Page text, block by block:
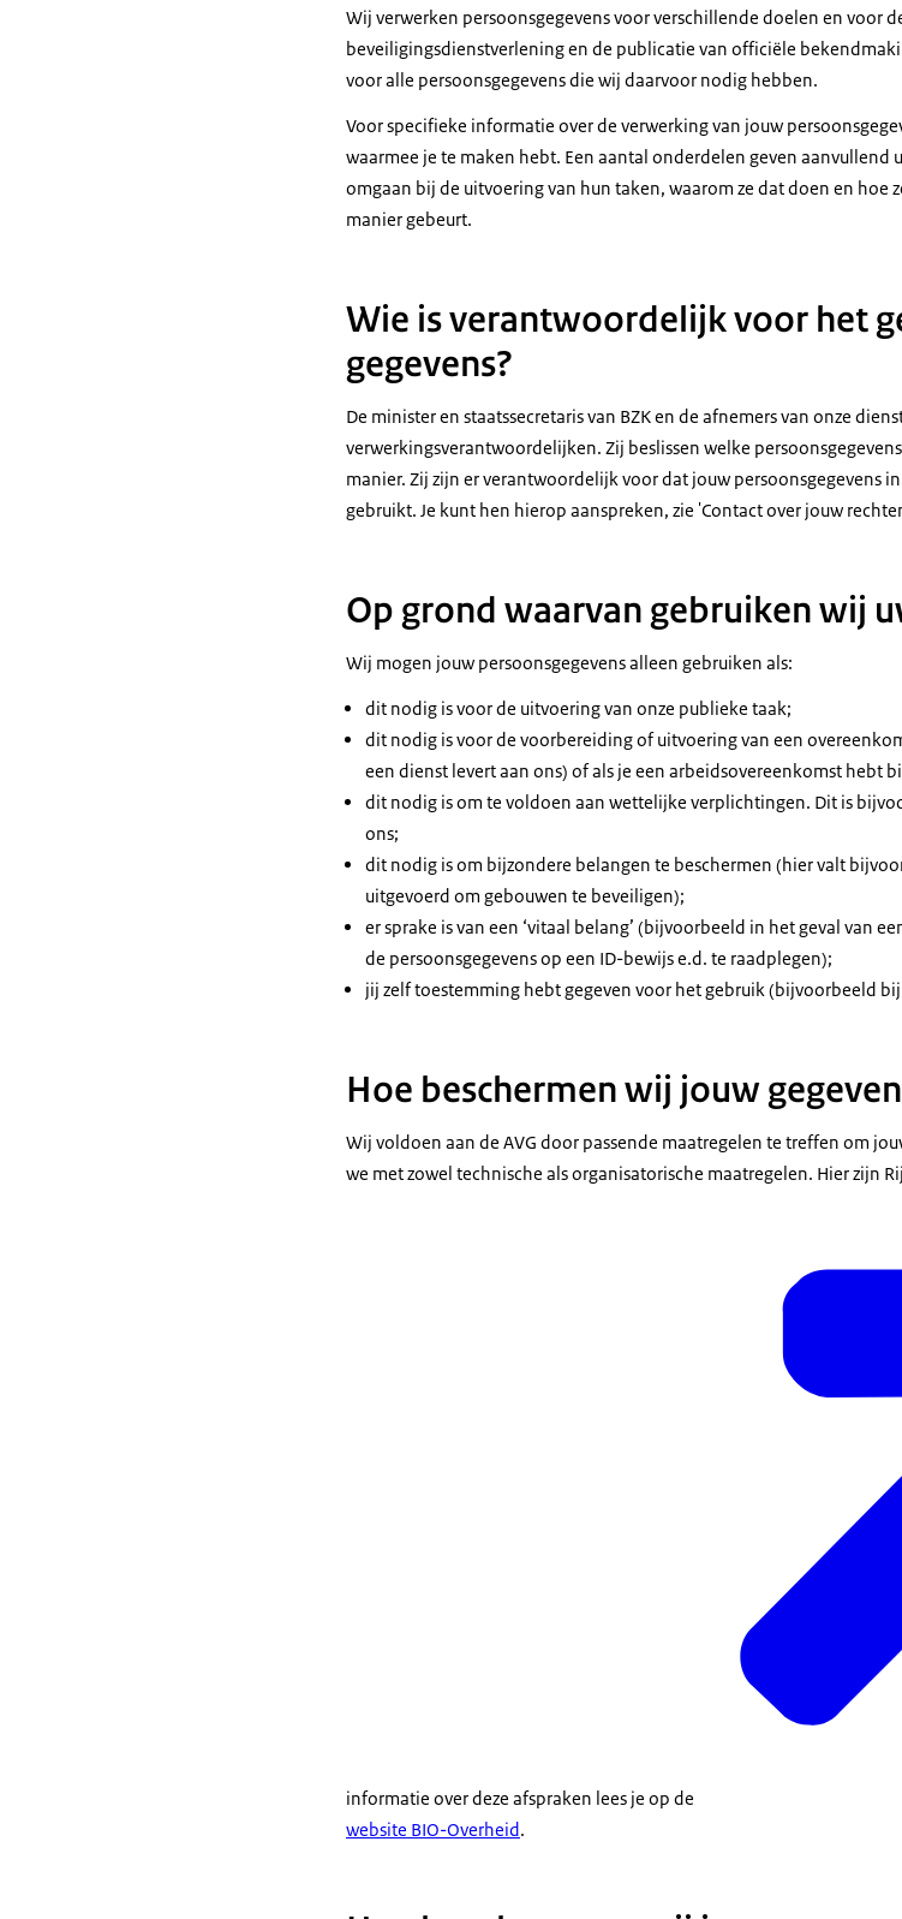
Wij verwerken persoonsgegevens voor verschillende doelen en voor
beveiligingsdienstverlening en de publicatie van officiële
voor alle persoonsgegevens die wij daarvoor nodig hebben.
Voor specifieke informatie over de verwerking van jouw
waarmee je te maken hebt. Een aantal onderdelen geven aanvullend
omgaan bij de uitvoering van hun taken, waarom ze dat doen en hoe
manier gebeurt.
Wie is verantwoordelijk voor het
gegevens?
De minister en staatssecretaris van BZK en de afnemers van onze
verwerkingsverantwoordelijken. Zij beslissen welke
manier. Zij zijn er verantwoordelijk voor dat jouw persoonsgegevens
gebruikt. Je kunt hen hierop aanspreken, zie 'Contact over jouw
Op grond waarvan gebruiken wij
Wij mogen jouw persoonsgegevens alleen gebruiken als:
dit nodig is voor de uitvoering van onze publieke taak;
dit nodig is voor de voorbereiding of uitvoering van een
een dienst levert aan ons) of als je een arbeidsovereenkomst hebt
dit nodig is om te voldoen aan wettelijke verplichtingen. Dit is
ons;
dit nodig is om bijzondere belangen te beschermen (hier valt
uitgevoerd om gebouwen te beveiligen);
er sprake is van een ‘vitaal belang’ (bijvoorbeeld in het geval van
de persoonsgegevens op een ID-bewijs e.d. te raadplegen);
jij zelf toestemming hebt gegeven voor het gebruik (bijvoorbeeld
Hoe beschermen wij jouw
Wij voldoen aan de AVG door passende maatregelen te treffen om
we met zowel technische als organisatorische maatregelen. Hier zijn
informatie over deze afspraken lees je op de
website BIO-Overheid.